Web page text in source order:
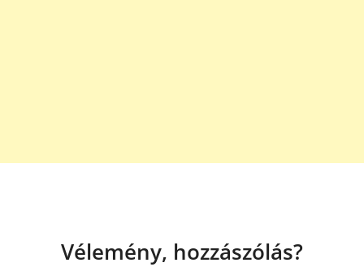
Vélemény, hozzászólás?